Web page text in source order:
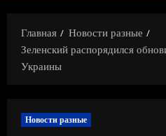
Главная
Новости разные
Зеленский распорядился
Украины
Новости разные